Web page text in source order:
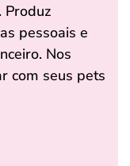
pessoais e
Nos
com seus pets